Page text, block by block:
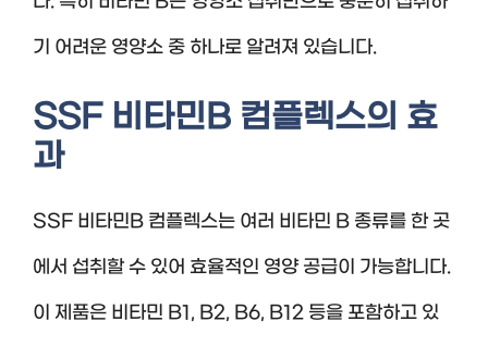
기 어려운 영양소 중 하나로 알려져 있습니다.
SSF 비타민B 컴플렉스의 효
과
SSF 비타민B 컴플렉스는 여러 비타민 B 종류를 한 곳
에서 섭취할 수 있어 효율적인 영양 공급이 가능합니다.
이 제품은 비타민 B1, B2, B6, B12 등을 포함하고 있